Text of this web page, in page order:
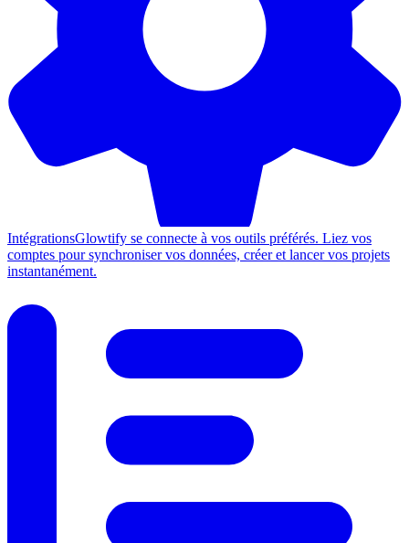
IntégrationsGlowtify se connecte à vos outils préférés. Liez vos
comptes pour synchroniser vos données, créer et lancer vos projets
instantanément.